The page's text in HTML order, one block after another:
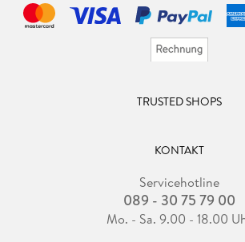
TRUSTED SHOPS
KONTAKT
Servicehotline
089 - 30 75 79 00
Mo. - Sa. 9.00 - 18.00